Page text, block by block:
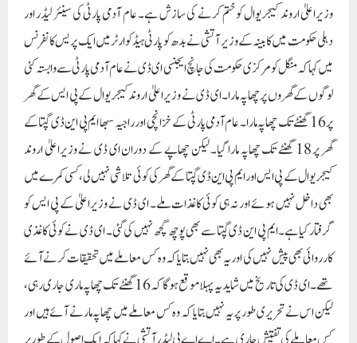
وزیراعلیٰ اروند کیجریوال کو ختم کرنے کی سازش ہے۔ عام آدمی پارٹی کی سینئر لیڈر اور
دہلی حکومت میں کابینہ کے وزیر آتشی نے بدھ کو پارٹی ہیڈکوارٹر میں ایک پریس کانفرنس
میں کہا کہ منگل کو مرکزی حکومت کی جانچ ایجنسی ای ڈی نے عام آدمی پارٹی سے وابستہ کئی
لوگوں کے گھروں پر چھاپہ مارا۔ ای ڈی نے وزیراعلیٰ اروند کیجریوال کے پی ایس کے گھر
پر 16 گھنٹے تک چھاپہ مارا۔ عام آدمی پارٹی کے خزانچی اور راجیہ سبھا ایم پی این ڈی گپتا کے
گھر پر 18 گھنٹے تک چھاپہ مارا گیا۔ لیکن چھاپے کے دوران ای ڈی نے وزیراعلیٰ اروند
کیجریوال کے پی ایس اور ایم پی این ڈی گپتا کے گھر کی کوئی تلاشی نہیں لی، کسی کمرے میں
بھی داخل نہیں ہوئے اور نہ ہی کوئی کاغذات ملے۔ ای ڈی نے وزیراعلیٰ کے پی ایس کو
گرفتار کیا ہے۔ایم پی این ڈی گپتا سے بھی پوچھ گچھ نہیں کی گئی۔ ای ڈی نے کوئی کاغذی
کارروائی بھی پیش نہیں کی اور یہ بھی نہیں بتایا کہ وہ کس معاملے میں تحقیقات کرنے آئے
تھے۔ ای ڈی کی تاریخ میں شاید یہ پہلا موقع ہوگا کہ 16 گھنٹے تک چھاپہ ماری جاری رہی،
لیکن اس نے تحریری طور پر یہ نہیں بتایا کہ وہ کس معاملے میں چھاپہ مارنے آئے ہیں اور